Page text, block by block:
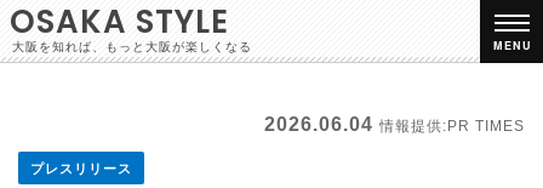
OSAKA STYLE
大阪を知れば、もっと大阪が楽しくなる MENU
2026.06.04 情報提供:PR TIMES
プレスリリース